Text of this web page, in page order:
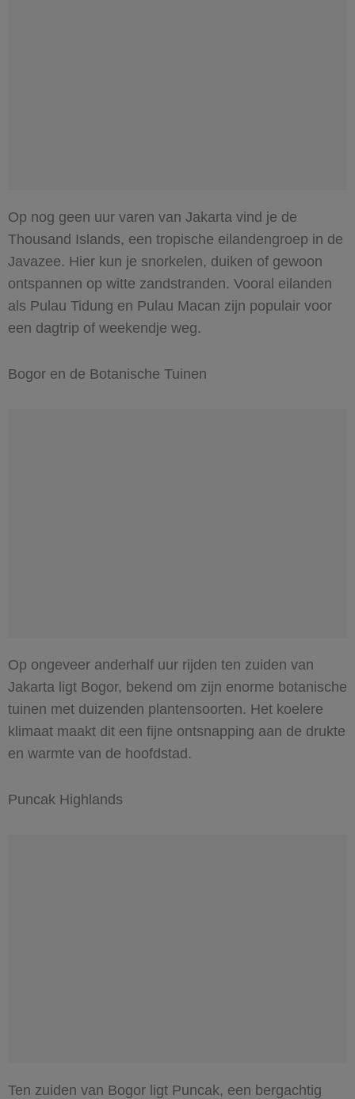
Op nog geen uur varen van Jakarta vind je de
Thousand Islands, een tropische eilandengroep in de
Javazee. Hier kun je snorkelen, duiken of gewoon
ontspannen op witte zandstranden. Vooral eilanden
als Pulau Tidung en Pulau Macan zijn populair voor
een dagtrip of weekendje weg.
Bogor en de Botanische Tuinen
Op ongeveer anderhalf uur rijden ten zuiden van
Jakarta ligt Bogor, bekend om zijn enorme botanische
tuinen met duizenden plantensoorten. Het koelere
klimaat maakt dit een fijne ontsnapping aan de drukte
en warmte van de hoofdstad.
Puncak Highlands
Ten zuiden van Bogor ligt Puncak, een bergachtig